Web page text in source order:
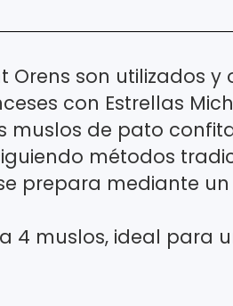
Orens son utilizados y
con Estrellas
muslos de pato
métodos
prepara mediante
4 muslos, ideal para